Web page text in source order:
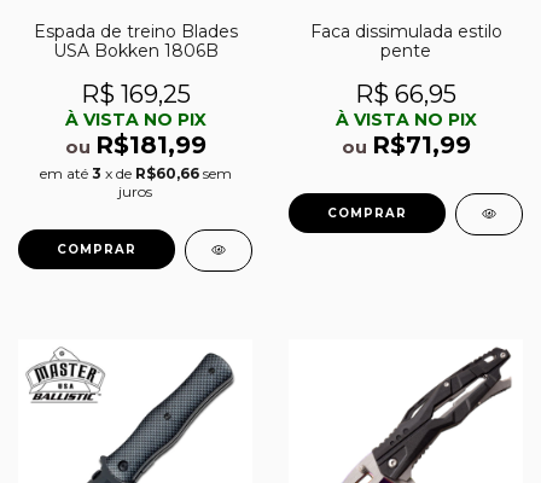
Espada de treino Blades
USA Bokken 1806B
R$ 169,25
À VISTA NO PIX
ou R$181,99
em até 3 x de R$60,66 sem
juros
Faca dissimulada estilo
pente
R$ 66,95
À VISTA NO PIX
ou R$71,99